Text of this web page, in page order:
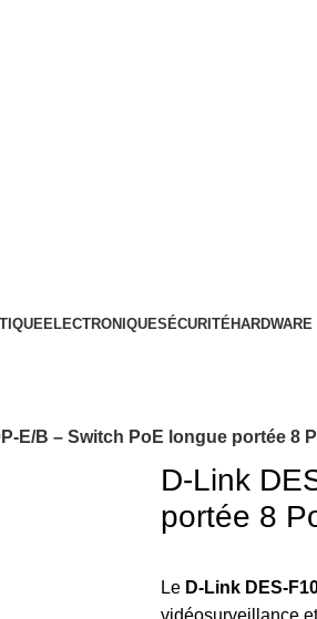
ELECTRONIQUESÉCURITÉHARDWARE
E/B – Switch PoE longue portée 8
D-Link
portée 8
Le D-Link DES-
vidéosurveillance